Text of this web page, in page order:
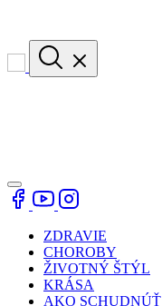
ZDRAVIE
CHOROBY
ŽIVOTNÝ ŠTÝL
KRÁSA
AKO SCHUDNÚŤ